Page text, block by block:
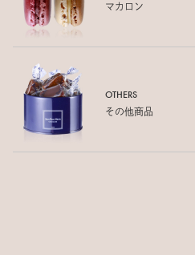
マカロン
OTHERS
その他商品